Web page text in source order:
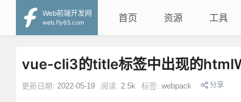
Web前端开发网
web.fly63.com
首页 资源 工具
vue-cli3的title标签中出现的
更新日期: 2022-05-19 阅读: 2.5k 标签: webpack 分享